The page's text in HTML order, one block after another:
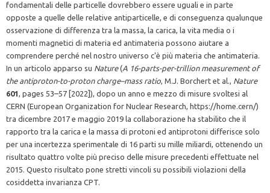
fondamentali delle particelle dovrebbero essere uguali e in parte
opposte a quelle delle relative antiparticelle, e di conseguenza qualunque
osservazione di differenza tra la massa, la carica, la vita media o i
momenti magnetici di materia ed antimateria possono aiutare a
comprendere perché nel nostro universo c'è più materia che antimateria.
In un articolo apparso su Nature(A 16-parts-per-trillion measurement of
the antiproton-to-proton charge–mass ratio, M.J. Borchert et al., Nature
601, pages 53–57 [2022]), dopo un anno e mezzo di misure svoltesi al
CERN (European Organization for Nuclear Research, https://home.cern/)
tra dicembre 2017 e maggio 2019 la collaborazione ha stabilito che il
rapporto tra la carica e la massa di protoni ed antiprotoni differisce solo
per una incertezza sperimentale di 16 parti su mille miliardi, ottenendo un
risultato quattro volte più preciso delle misure precedenti effettuate nel
2015. Questo risultato pone stretti vincoli su possibili violazioni della
cosiddetta invarianza CPT.